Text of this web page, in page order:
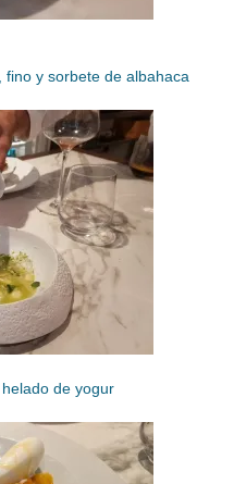
y sorbete de albahaca
de yogur